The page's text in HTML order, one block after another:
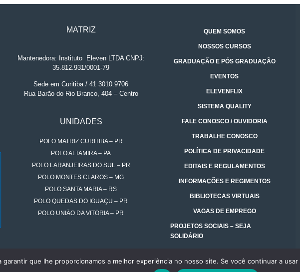
MATRIZ
Mantenedora: Instituto.
Eleven LTDA CNPJ:
35.812.931/0001-79
Sede em Curitiba / 41 3010.9706
Rua Barão do Rio Branco, 404 – Centro
UNIDADES
POLO MATRIZ CURITIBA – PR
POLO ALTAMIRA – PA
POLO LARANJEIRAS DO SUL – PR
POLO MONTES CLAROS – MG
POLO SANTA MARIA – RS
POLO QUEDAS DO IGUAÇU – PR
POLO UNIÃO DA VITÓRIA – PR
QUEM SOMOS
NOSSOS CURSOS
GRADUAÇÃO E PÓS GRADUAÇÃO
EVENTOS
ELEVENFLIX
SISTEMA QUALITY
FALE CONOSCO / OUVIDORIA
TRABALHE CONOSCO
POLÍTICA DE PRIVACIDADE
EDITAIS E REGULAMENTOS
INFORMAÇÕES E REGIMENTOS
BIBLIOTECAS VIRTUAIS
VAGAS DE EMPREGO
PROJETOS SOCIAIS – SEJA
SOLIDÁRIO
garantir que lhe proporcionamos a melhor experiência no nosso site. Se você continuar a